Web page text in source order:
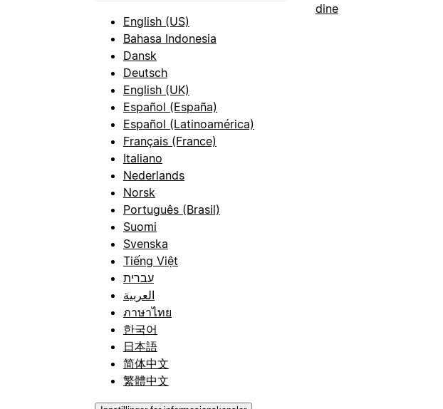
English (US)
Bahasa Indonesia
Dansk
Deutsch
English (UK)
Español (España)
Español (Latinoamérica)
Français (France)
Italiano
Nederlands
Norsk
Português (Brasil)
Suomi
Svenska
Tiếng Việt
עברית
العربية
ภาษาไทย
한국어
日本語
简体中文
繁體中文
dine